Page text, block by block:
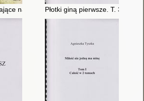
nadzieję : wspomnienie o profesorze
Płotki giną pierwsze. T. 3